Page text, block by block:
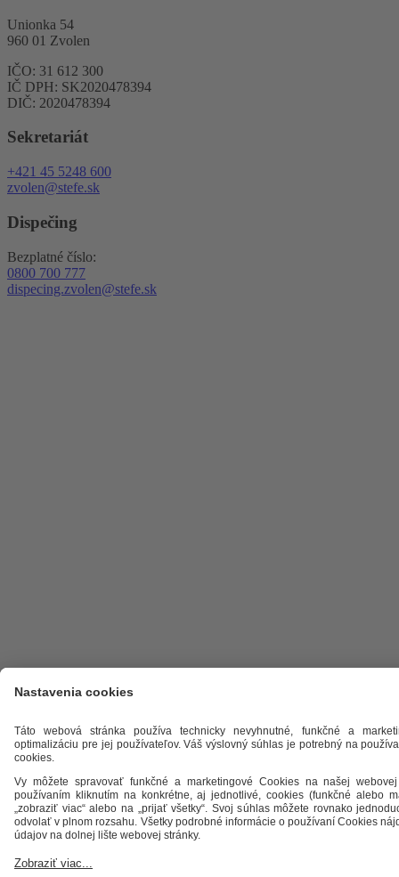
Unionka 54
960 01 Zvolen
IČO: 31 612 300
IČ DPH: SK2020478394
DIČ: 2020478394
Sekretariát
+421 45 5248 600
zvolen@stefe.sk
Dispečing
Bezplatné číslo:
0800 700 777
dispecing.zvolen@stefe.sk